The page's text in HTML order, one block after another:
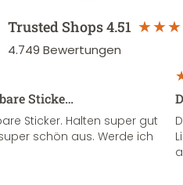
Trusted Shops4.51
4.749 Bewertungen
Sticke…
Sticker. Halten super gut
schön aus. Werde ich